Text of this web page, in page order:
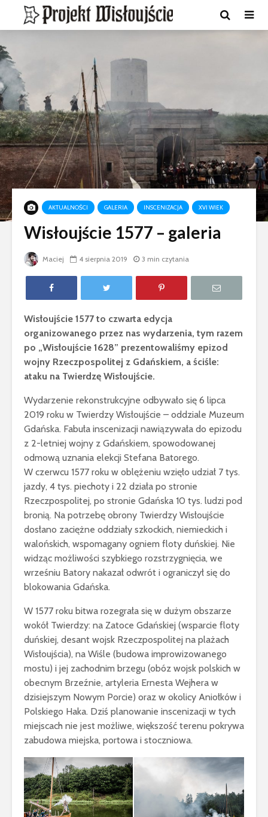
AKTUALNOŚCI GALERIA INSCENIZACJA XVI WIEK
Wisłoujście 1577 – galeria
Maciej 4 sierpnia 2019 3 min czytania
Wisłoujście 1577 to czwarta edycja
organizowanego przez nas wydarzenia, tym razem
po „Wisłoujście 1628” prezentowaliśmy epizod
wojny Rzeczpospolitej z Gdańskiem, a ściśle:
ataku na Twierdzę Wisłoujście.
Wydarzenie rekonstrukcyjne odbywało się 6 lipca
2019 roku w Twierdzy Wisłoujście – oddziale Muzeum
Gdańska. Fabuła inscenizacji nawiązywała do epizodu
z 2-letniej wojny z Gdańskiem, spowodowanej
odmową uznania elekcji Stefana Batorego.
W czerwcu 1577 roku w oblężeniu wzięło udział 7 tys.
jazdy, 4 tys. piechoty i 22 działa po stronie
Rzeczpospolitej, po stronie Gdańska 10 tys. ludzi pod
bronią. Na potrzebę obrony Twierdzy Wisłoujście
dosłano zaciężne oddziały szkockich, niemieckich i
walońskich, wspomagany ogniem floty duńskiej. Nie
widząc możliwości szybkiego rozstrzygnięcia, we
wrześniu Batory nakazał odwrót i ograniczył się do
blokowania Gdańska.
W 1577 roku bitwa rozegrała się w dużym obszarze
wokół Twierdzy: na Zatoce Gdańskiej (wsparcie floty
duńskiej, desant wojsk Rzeczpospolitej na plażach
Wisłoujścia), na Wiśle (budowa improwizowanego
mostu) i jej zachodnim brzegu (obóz wojsk polskich w
obecnym Brzeźnie, artyleria Ernesta Wejhera w
dzisiejszym Nowym Porcie) oraz w okolicy Aniołków i
Polskiego Haka. Dziś planowanie inscenizacji w tych
miejscach nie jest możliwe, większość terenu pokrywa
zabudowa miejska, portowa i stoczniowa.
Weichselmünde
1734 – information
package ENG –
event canceled
Wisłoujście 1628 /
2025 Informacje
dla grup
rekonstrukcji
historycznych
Posiłek
i na
David
Flagi
XVI-XVII